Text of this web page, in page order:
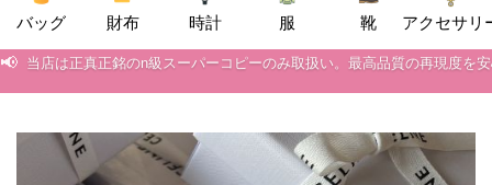
規
ユ
ロ
グ
バッグ 財布 時計 服 靴
アクセサリ
📢 新作入荷！ルイ・ヴィトンスーパーコピー バッグ最新モデルが登場。
当店は正真正銘のn級スーパーコピーのみ取扱い。最高品質の再現度を